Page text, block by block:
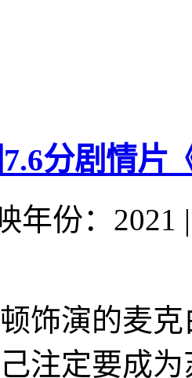
分剧情片
年份：2021 |
饰演的麦
注定要成